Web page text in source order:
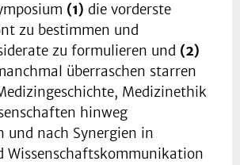
(1) die vorderste
zu bestimmen und
zu formulieren und (2)
überraschen starren
Medizinethik
hinweg
und nach Synergien in
Wissenschaftskommunikation